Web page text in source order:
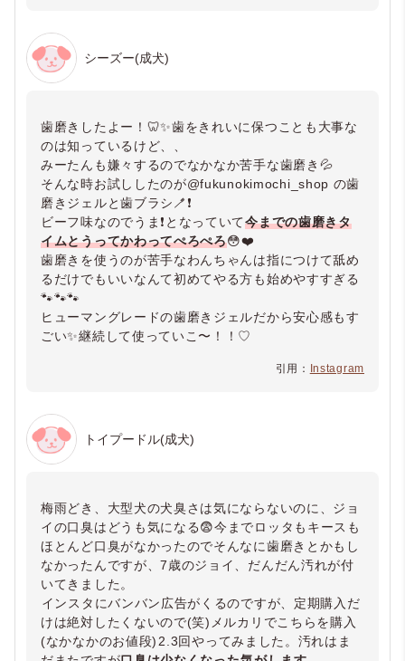
シーズー(成犬)
歯磨きしたよー！🦷✨歯をきれいに保つことも大事な
のは知っているけど、、
みーたんも嫌々するのでなかなか苦手な歯磨き💦
そんな時お試ししたのが@fukunokimochi_shop の歯
磨きジェルと歯ブラシ🪥❗️
ビーフ味なのでうま❗️となっていて今までの歯磨きタ
イムとうってかわってぺろぺろ😳❤️
歯磨きを使うのが苦手なわんちゃんは指につけて舐め
るだけでもいいなんて初めてやる方も始めやすすぎる
🐾🐾🐾
ヒューマングレードの歯磨きジェルだから安心感もす
ごい✨継続して使っていこ〜！！♡
引用： Instagram
トイプードル(成犬)
梅雨どき、大型犬の犬臭さは気にならないのに、ジョ
イの口臭はどうも気になる😨今までロッタもキースも
ほとんど口臭がなかったのでそんなに歯磨きとかもし
なかったんですが、7歳のジョイ、だんだん汚れが付
いてきました。⁡
⁡インスタにバンバン広告がくるのですが、定期購入だ
けは絶対したくないので(笑)メルカリでこちらを購入
(なかなかのお値段)⁡⁡2.3回やってみました。汚れはま